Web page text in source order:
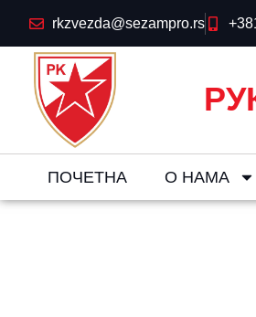
rkzvezda@sezampro.rs
ПОЧЕТНА О НАМА